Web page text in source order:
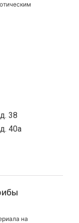
38
40а
на